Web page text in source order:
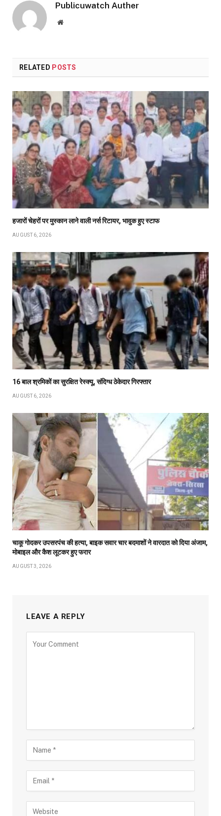
Publicuwatch Auther
Website
RELATED POSTS
हजारों चेहरों पर मुस्कान लाने वाली नर्स रिटायर, भावुक हुए स्टाफ
AUGUST 6, 2026
16 बाल श्रमिकों का सुरक्षित रेस्क्यू, संदिग्ध ठेकेदार गिरफ्तार
AUGUST 6, 2026
चाकू गोदकर उपसरपंच की हत्या, बाइक सवार चार बदमाशों ने वारदात को दिया अंजाम,
मोबाइल और कैश लूटकर हुए फरार
AUGUST 3, 2026
LEAVE A REPLY